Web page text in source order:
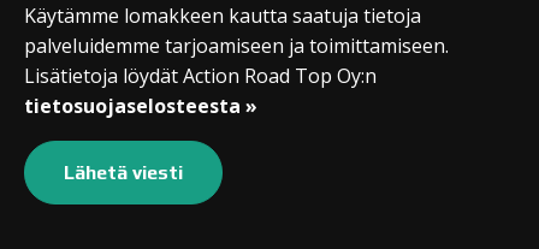
Käytämme lomakkeen kautta saatuja tietoja
palveluidemme tarjoamiseen ja toimittamiseen.
Lisätietoja löydät Action Road Top Oy:n
tietosuojaselosteesta »